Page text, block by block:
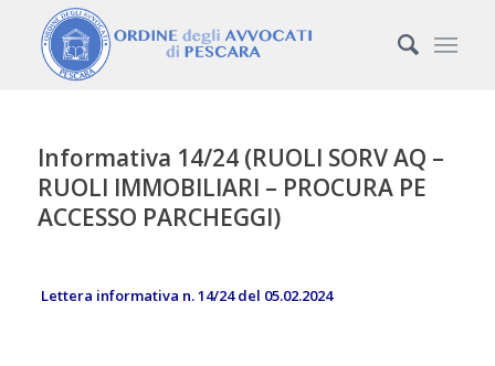
Informativa 14/24 (RUOLI SORV AQ –
RUOLI IMMOBILIARI – PROCURA PE
ACCESSO PARCHEGGI)
Lettera informativa n. 14/24 del 05.02.2024